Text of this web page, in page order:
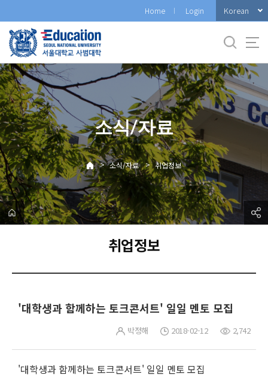
로
메
뉴
Home Login Korean
소식/자료
> 소식/자료 > 취업정보
취업정보
'대학생과 함께하는 토크콘서트' 일일 멘토 모집
박정해 2018-02-12 2,742
'대학생과 함께하는 토크콘서트' 일일 멘토 모집